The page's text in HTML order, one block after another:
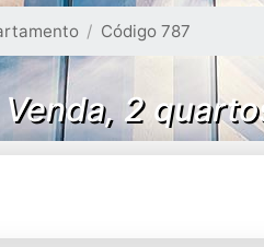
Código 787
2